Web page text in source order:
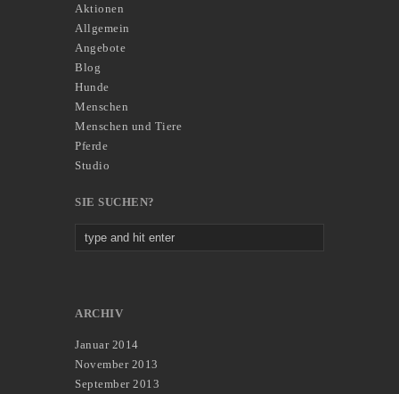
Aktionen
Allgemein
Angebote
Blog
Hunde
Menschen
Menschen und Tiere
Pferde
Studio
SIE SUCHEN?
ARCHIV
Januar 2014
November 2013
September 2013